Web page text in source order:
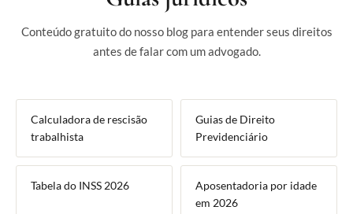
Conteúdo gratuito do nosso blog para entender seus direitos
antes de falar com um advogado.
Calculadora de rescisão
trabalhista
Guias de Direito
Previdenciário
Tabela do INSS 2026
Aposentadoria por idade
em 2026